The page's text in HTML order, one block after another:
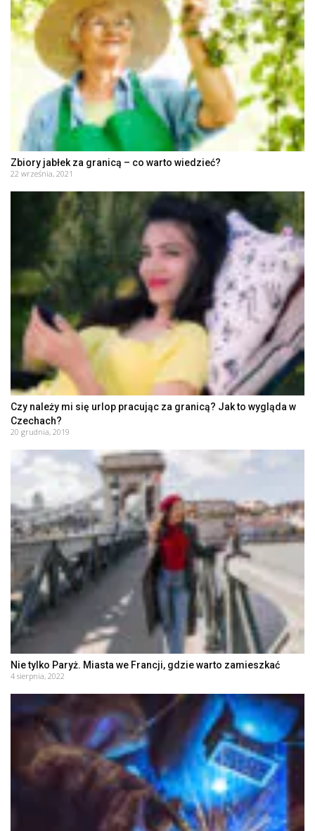
Zbiory jabłek za granicą – co warto wiedzieć?
22 września, 2021
Czy należy mi się urlop pracując za granicą? Jak to wygląda w
Czechach?
20 grudnia, 2019
Nie tylko Paryż. Miasta we Francji, gdzie warto zamieszkać
4 sierpnia, 2022